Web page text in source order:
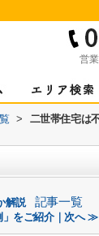
営
>
二世帯住宅は
解説 記事一覧
」をご紹介｜次へ ≫